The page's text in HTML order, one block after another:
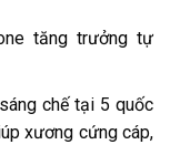
tăng trưởng tự
chế tại 5 quốc
xương cứng cáp,